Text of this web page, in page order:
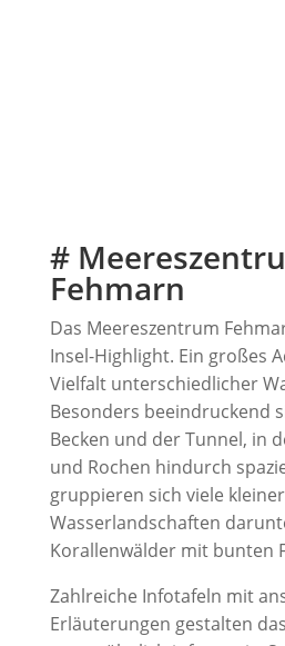
#
Fehmarn
Das Meereszentrum
Insel-Highlight. Ein großes
Vielfalt unterschiedlicher
Besonders beeindruckend
Becken und der Tunnel, in
und Rochen hindurch
gruppieren sich viele
Wasserlandschaften
Korallenwälder mit bunten
Zahlreiche Infotafeln mit
Erläuterungen gestalten